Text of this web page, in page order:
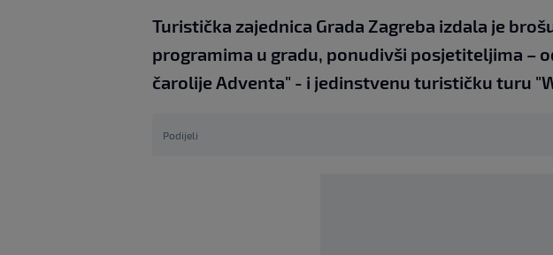
Turistička zajednica Grada Zagreba izdala je
programima u gradu, ponudivši posjetiteljima –
čarolije Adventa" - i jedinstvenu turističku turu
Podijeli